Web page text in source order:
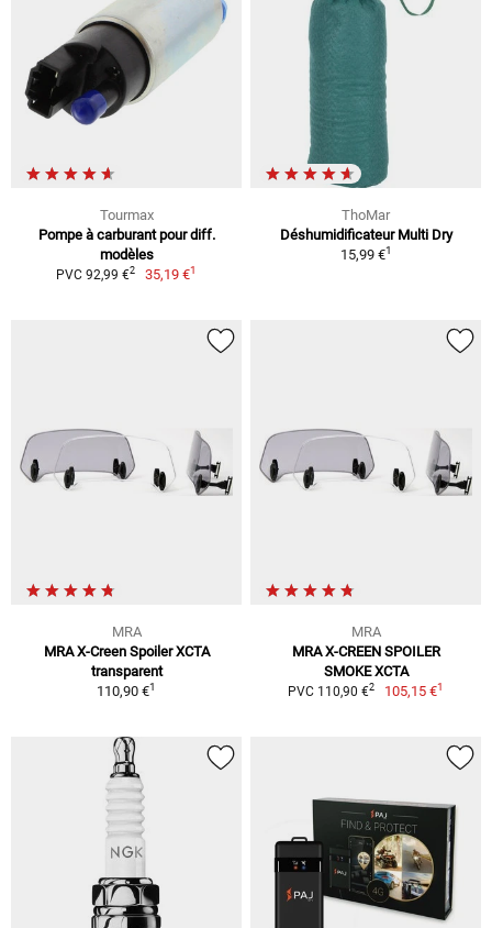
Tourmax
Pompe à carburant pour diff.
modèles
PVC 92,99 €2 35,19 €1
ThoMar
Déshumidificateur Multi Dry
15,99 €1
MRA
MRA X-Creen Spoiler XCTA
transparent
110,90 €1
MRA
MRA X-CREEN SPOILER
SMOKE XCTA
PVC 110,90 €2 105,15 €1